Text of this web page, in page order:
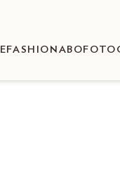
FASHION ABO